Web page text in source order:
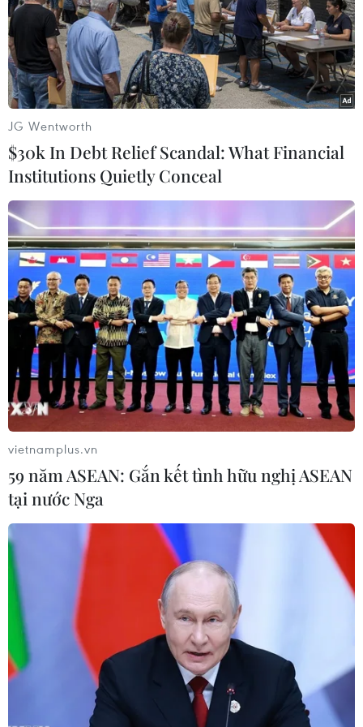
Quan chức an ninh Hàn Quốc, Nhật Bản
thảo luận các vấn đề khu vực
19/05/2022 08:29
Ngày 19/5, quan chức Hàn Quốc và Nhật Bản đã trao
đổi quan điểm về tình hình Triều Tiên gần đây và những
vấn đề khu vực và quốc tế.
Tổng thống Hàn Quốc nhận định khả năng
hội đàm với Thủ tướng Nhật Bản
JG Wentworth
$30k In Debt Relief Scandal: What Financial
Institutions Quietly Conceal
vietnamplus.vn
59 năm ASEAN: Gắn kết tình hữu nghị ASEAN
tại nước Nga